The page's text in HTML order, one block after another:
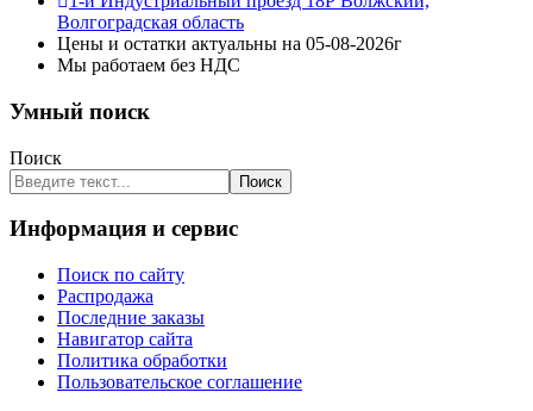
Волгоградская область
Цены и остатки актуальны на 05-08-2026г
Мы работаем без НДС
Умный поиск
Поиск
Поиск
Информация и сервис
Поиск по сайту
Распродажа
Последние заказы
Навигатор сайта
Политика обработки
Пользовательское соглашение